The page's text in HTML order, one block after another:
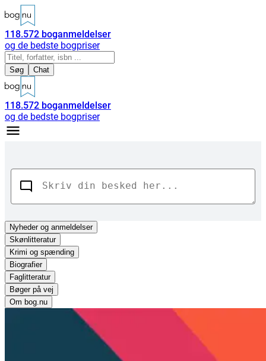
118.572 boganmeldelser
og de bedste bogpriser
Søg Chat
118.572 boganmeldelser
og de bedste bogpriser
Nyhederog anmeldelser
Skønlitteratur
Krimi og spænding
Biografier
Faglitteratur
Bøger på vej
Om bog.nu